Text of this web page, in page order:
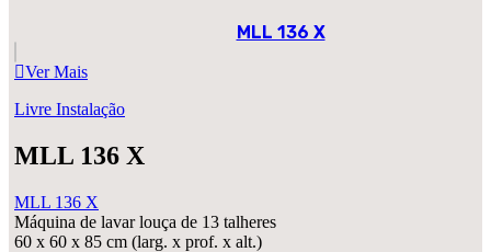
MLL 136 X
Ver Mais
Livre Instalação
MLL 136 X
MLL 136 X
Máquina de lavar louça de 13 talheres
60 x 60 x 85 cm (larg. x prof. x alt.)